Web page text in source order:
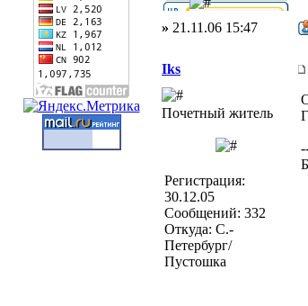
» 21.11.06 15:47
Iks
Почетный житель
Регистрация:
30.12.05
Сообщений: 332
Откуда: С.-
Петербург/
Пустошка